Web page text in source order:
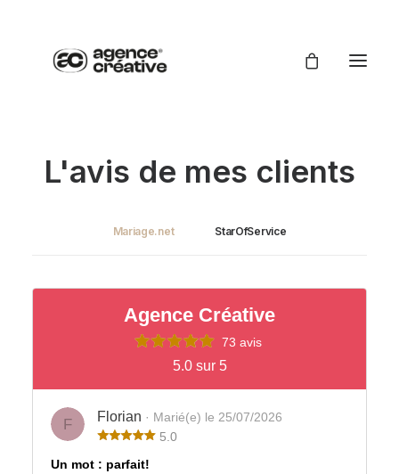
L'avis de mes clients
Mariage.net StarOfService
Agence Créative
73 avis
5.0 sur 5
F Florian · Marié(e) le 25/07/2026
5.0
Un mot : parfait!